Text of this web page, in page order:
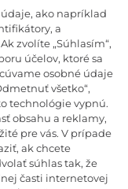
spol. s r.o. –
57 – 20861 Brugherio
Via Privata Eden
č. 20/A-22 –
– Fax:
€ plne splatené
registri
00786860965 –
ako napríklad
a
zvolíte „Súhlasím“,
účelov, ktoré sa
osobné údaje
všetko“,
technológie vypnú.
obsahu a reklamy,
pre vás. V prípade
ak chcete
súhlas tak, že
časti internetovej